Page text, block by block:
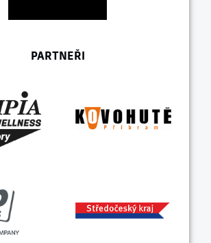
PARTNEŘI